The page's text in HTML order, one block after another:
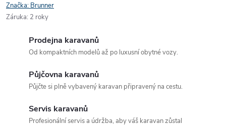
Značka: Brunner
Záruka: 2 roky
Prodejna karavanů
Od kompaktních modelů až po luxusní obytné vozy.
Půjčovna karavanů
Půjčte si plně vybavený karavan připravený na cestu.
Servis karavanů
Profesionální servis a údržba, aby váš karavan zůstal